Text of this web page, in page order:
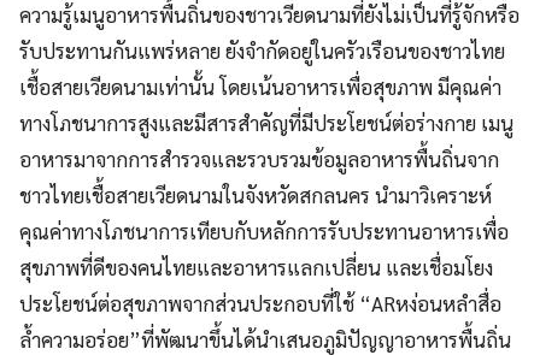
ความรู้เมนูอาหารพื้นถิ่นของชาวเวียดนามที่ยังไม่เป็นที่รู้จักหรือ
รับประทานกันแพร่หลาย ยังจำกัดอยู่ในครัวเรือนของชาวไทย
เชื้อสายเวียดนามเท่านั้น โดยเน้นอาหารเพื่อสุขภาพ มีคุณค่า
ทางโภชนาการสูงและมีสารสำคัญที่มีประโยชน์ต่อร่างกาย เมนู
อาหารมาจากการสำรวจและรวบรวมข้อมูลอาหารพื้นถิ่นจาก
ชาวไทยเชื้อสายเวียดนามในจังหวัดสกลนคร นำมาวิเคราะห์
คุณค่าทางโภชนาการเทียบกับหลักการรับประทานอาหารเพื่อ
สุขภาพที่ดีของคนไทยและอาหารแลกเปลี่ยน และเชื่อมโยง
ประโยชน์ต่อสุขภาพจากส่วนประกอบที่ใช้ “ARหง่อนหลำสื่อ
ล้ำความอร่อย”ที่พัฒนาขึ้นได้นำเสนอภูมิปัญญาอาหารพื้นถิ่น